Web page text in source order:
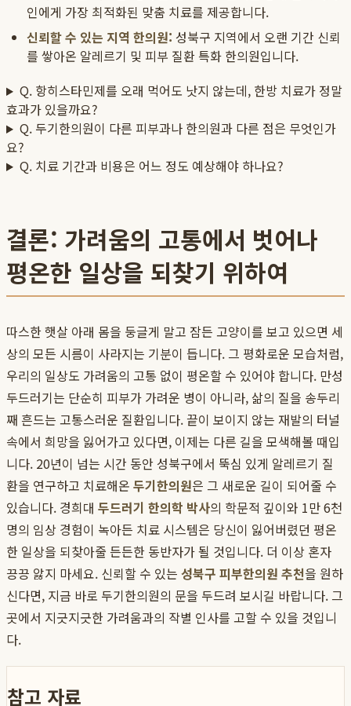
인에게 가장 최적화된 맞춤 치료를 제공합니다.
신뢰할 수 있는 지역 한의원: 성북구 지역에서 오랜 기간 신뢰
를 쌓아온 알레르기 및 피부 질환 특화 한의원입니다.
Q. 항히스타민제를 오래 먹어도 낫지 않는데, 한방 치료가 정말
효과가 있을까요?
Q. 두기한의원이 다른 피부과나 한의원과 다른 점은 무엇인가
요?
Q. 치료 기간과 비용은 어느 정도 예상해야 하나요?
결론: 가려움의 고통에서 벗어나
평온한 일상을 되찾기 위하여
따스한 햇살 아래 몸을 둥글게 말고 잠든 고양이를 보고 있으면 세
상의 모든 시름이 사라지는 기분이 듭니다. 그 평화로운 모습처럼,
우리의 일상도 가려움의 고통 없이 평온할 수 있어야 합니다. 만성
두드러기는 단순히 피부가 가려운 병이 아니라, 삶의 질을 송두리
째 흔드는 고통스러운 질환입니다. 끝이 보이지 않는 재발의 터널
속에서 희망을 잃어가고 있다면, 이제는 다른 길을 모색해볼 때입
니다. 20년이 넘는 시간 동안 성북구에서 뚝심 있게 알레르기 질
환을 연구하고 치료해온 두기한의원은 그 새로운 길이 되어줄 수
있습니다. 경희대 두드러기 한의학 박사의 학문적 깊이와 1만 6천
명의 임상 경험이 녹아든 치료 시스템은 당신이 잃어버렸던 평온
한 일상을 되찾아줄 든든한 동반자가 될 것입니다. 더 이상 혼자
끙끙 앓지 마세요. 신뢰할 수 있는 성북구 피부한의원 추천을 원하
신다면, 지금 바로 두기한의원의 문을 두드려 보시길 바랍니다. 그
곳에서 지긋지긋한 가려움과의 작별 인사를 고할 수 있을 것입니
다.
참고 자료